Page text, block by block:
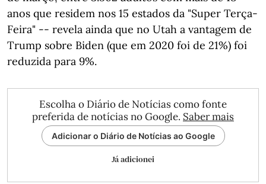
anos que residem nos 15 estados da "Super Terça-
Feira" -- revela ainda que no Utah a vantagem de
Trump sobre Biden (que em 2020 foi de 21%) foi
reduzida para 9%.
Escolha o Diário de Notícias como fonte
preferida de notícias no Google. Saber mais
Adicionar o Diário de Notícias ao Google
Já adicionei